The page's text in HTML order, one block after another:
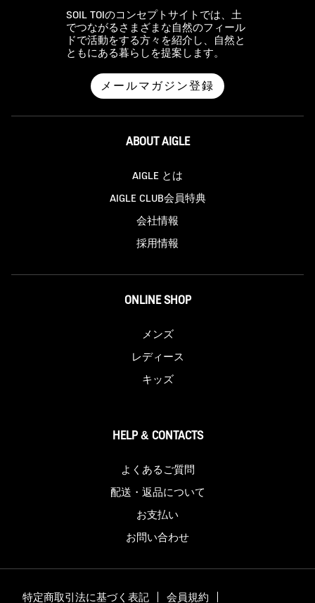
SOIL TOIのコンセプトサイトでは、土
でつながるさまざまな自然のフィール
ドで活動をする方々を紹介し、自然と
ともにある暮らしを提案します。
メールマガジン登録
ABOUT AIGLE
AIGLE とは
AIGLE CLUB会員特典
会社情報
採用情報
ONLINE SHOP
メンズ
レディース
キッズ
HELP & CONTACTS
よくあるご質問
配送・返品について
お支払い
お問い合わせ
特定商取引法に基づく表記 会員規約